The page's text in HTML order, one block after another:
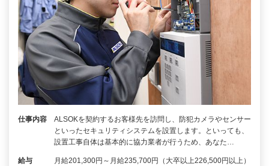
仕事内容
ALSOKを契約するお客様先を訪問し、防犯カメラやセンサー
といったセキュリティシステムを設置します。といっても、
設置工事自体は基本的に協力業者が行うため、あなた…
給与
月給201,300円～月給235,700円（大卒以上226,500円以上）